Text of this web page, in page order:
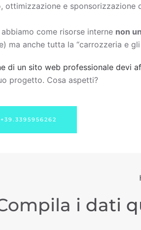
ottimizzazione e sponsorizzazione
come risorse interne non
ma anche tutta la “carrozzeria e gli
di un sito web professionale devi
progetto. Cosa aspetti?
+39.3395956262
i dati